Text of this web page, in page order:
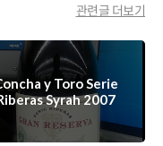
관련글 더보기
y Toro Serie
Syrah 2007